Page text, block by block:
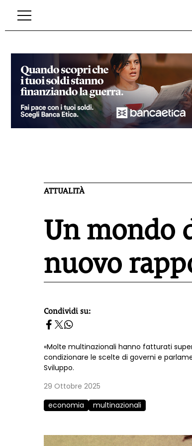
ATTUALITÀ
Un mondo
nuovo
homepage h2
Condividi su:
«Molte multinazionali hanno fatturati
condizionare le scelte di governi e
Sviluppo.
29 Ottobre 2025
economia
multinazionali